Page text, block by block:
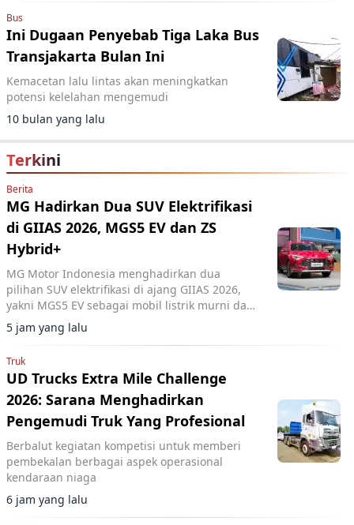
Bus
Ini Dugaan Penyebab Tiga Laka Bus
Transjakarta Bulan Ini
Kemacetan lalu lintas akan meningkatkan
potensi kelelahan mengemudi
10 bulan yang lalu
Terkini
Berita
MG Hadirkan Dua SUV Elektrifikasi
di GIIAS 2026, MGS5 EV dan ZS
Hybrid+
MG Motor Indonesia menghadirkan dua
pilihan SUV elektrifikasi di ajang GIIAS 2026,
yakni MGS5 EV sebagai mobil listrik murni dan
MG ZS Hybrid+ yang mengusung teknologi full
hybrid.
5 jam yang lalu
Truk
UD Trucks Extra Mile Challenge
2026: Sarana Menghadirkan
Pengemudi Truk Yang Profesional
Berbalut kegiatan kompetisi untuk memberi
pembekalan berbagai aspek operasional
kendaraan niaga
6 jam yang lalu